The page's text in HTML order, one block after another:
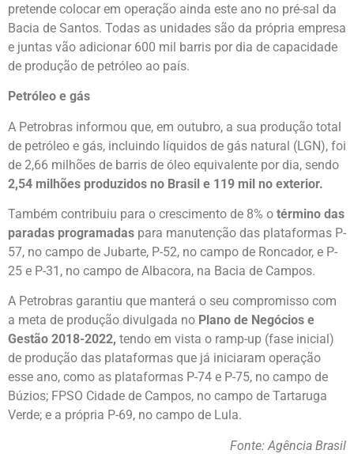
pretende colocar em operação ainda este ano no pré-sal da
Bacia de Santos. Todas as unidades são da própria empresa
e juntas vão adicionar 600 mil barris por dia de capacidade
de produção de petróleo ao país.
Petróleo e gás
A Petrobras informou que, em outubro, a sua produção total
de petróleo e gás, incluindo líquidos de gás natural (LGN), foi
de 2,66 milhões de barris de óleo equivalente por dia, sendo
2,54 milhões produzidos no Brasil e 119 mil no exterior.
Também contribuiu para o crescimento de 8% o término das
paradas programadas para manutenção das plataformas P-
57, no campo de Jubarte, P-52, no campo de Roncador, e P-
25 e P-31, no campo de Albacora, na Bacia de Campos.
A Petrobras garantiu que manterá o seu compromisso com
a meta de produção divulgada no Plano de Negócios e
Gestão 2018-2022, tendo em vista o ramp-up (fase inicial)
de produção das plataformas que já iniciaram operação
esse ano, como as plataformas P-74 e P-75, no campo de
Búzios; FPSO Cidade de Campos, no campo de Tartaruga
Verde; e a própria P-69, no campo de Lula.
Fonte: Agência Brasil